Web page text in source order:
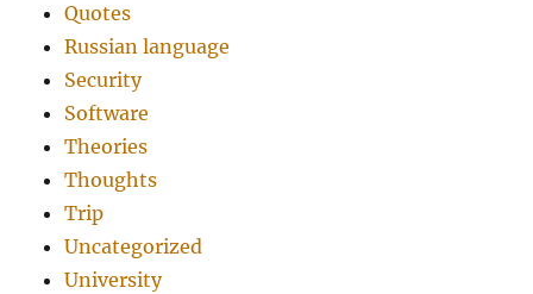
Quotes
Russian language
Security
Software
Theories
Thoughts
Trip
Uncategorized
University